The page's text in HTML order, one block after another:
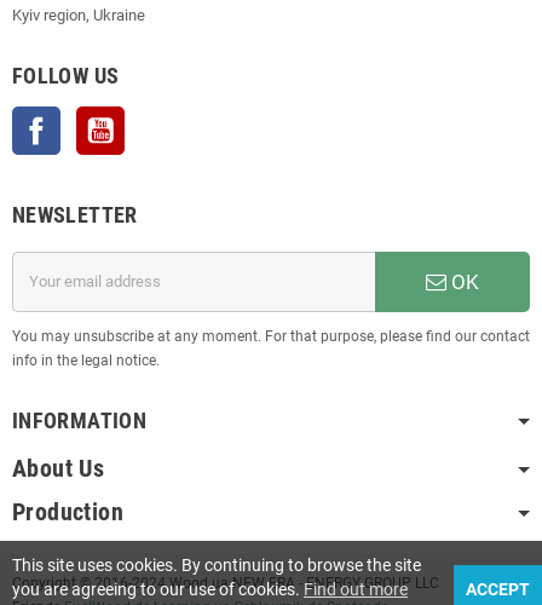
Kyiv region, Ukraine
FOLLOW US
Facebook
NEWSLETTER
OK
You may unsubscribe at any moment. For that purpose, please find our contact
info in the legal notice.
INFORMATION
About Us
Production
Copyright © 2016-2024 Wood.ua NEW ERA - ENERGY GROUP LLC
This site uses cookies. By continuing to browse the site
you are agreeing to our use of cookies.Find out more
ACCEPT